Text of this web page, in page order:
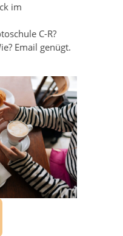
im
C-R?
Email genügt.